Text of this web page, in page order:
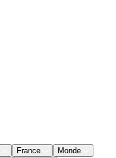
France
Monde